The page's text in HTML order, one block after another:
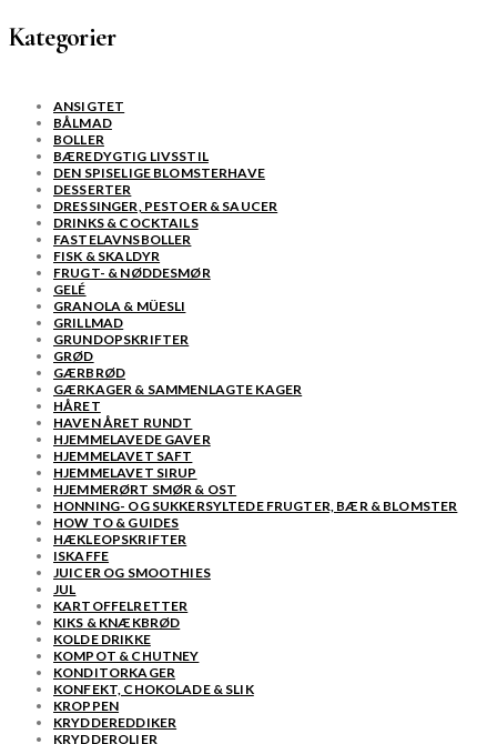
Kategorier
ANSIGTET
BÅLMAD
BOLLER
BÆREDYGTIG LIVSSTIL
DEN SPISELIGE BLOMSTERHAVE
DESSERTER
DRESSINGER, PESTOER & SAUCER
DRINKS & COCKTAILS
FASTELAVNSBOLLER
FISK & SKALDYR
FRUGT- & NØDDESMØR
GELÉ
GRANOLA & MÜESLI
GRILLMAD
GRUNDOPSKRIFTER
GRØD
GÆRBRØD
GÆRKAGER & SAMMENLAGTE KAGER
HÅRET
HAVEN ÅRET RUNDT
HJEMMELAVEDE GAVER
HJEMMELAVET SAFT
HJEMMELAVET SIRUP
HJEMMERØRT SMØR & OST
HONNING- OG SUKKERSYLTEDE FRUGTER, BÆR & BLOMSTER
HOW TO & GUIDES
HÆKLEOPSKRIFTER
ISKAFFE
JUICER OG SMOOTHIES
JUL
KARTOFFELRETTER
KIKS & KNÆKBRØD
KOLDE DRIKKE
KOMPOT & CHUTNEY
KONDITORKAGER
KONFEKT, CHOKOLADE & SLIK
KROPPEN
KRYDDEREDDIKER
KRYDDEROLIER